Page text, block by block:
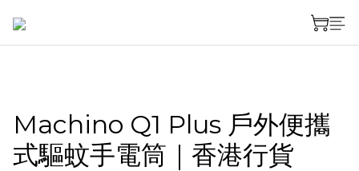
Machino Q1 Plus 戶外便攜
式驅蚊手電筒｜香港行貨